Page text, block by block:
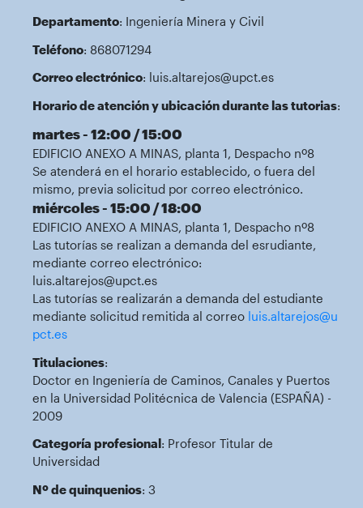
Departamento: Ingeniería Minera y Civil
Teléfono: 868071294
Correo electrónico: luis.altarejos@upct.es
Horario de atención y ubicación durante las tutorias:
martes - 12:00 / 15:00
EDIFICIO ANEXO A MINAS, planta 1, Despacho nº8
Se atenderá en el horario establecido, o fuera del
mismo, previa solicitud por correo electrónico.
miércoles - 15:00 / 18:00
EDIFICIO ANEXO A MINAS, planta 1, Despacho nº8
Las tutorías se realizan a demanda del esrudiante,
mediante correo electrónico:
luis.altarejos@upct.es
Las tutorías se realizarán a demanda del estudiante
mediante solicitud remitida al correo luis.altarejos@u
pct.es
Titulaciones:
Doctor en Ingeniería de Caminos, Canales y Puertos
en la Universidad Politécnica de Valencia (ESPAÑA) -
2009
Categoría profesional: Profesor Titular de
Universidad
Nº de quinquenios: 3